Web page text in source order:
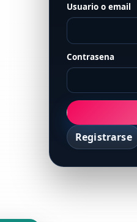
Usuario o email
Contrasena
Registrarse